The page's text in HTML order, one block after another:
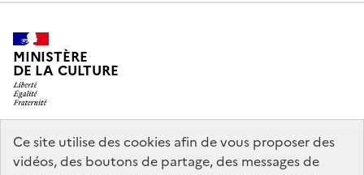
Ce site utilise des cookies afin de vous proposer des
vidéos, des boutons de partage, des messages de
MINISTÈRE
DE LA CULTURE
legifrance.gouv.fr
info.gouv.fr